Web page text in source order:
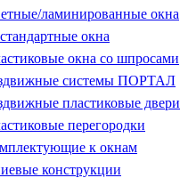
ламинированные окна
окна
окна со шпросами
системы ПОРТАЛ
пластиковые двери
перегородки
к окнам
конструкции